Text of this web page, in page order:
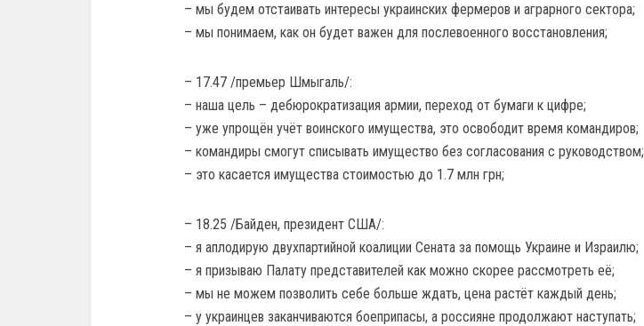
– мы будем отстаивать интересы украинских фермеров и аграрного сектора;
– мы понимаем, как он будет важен для послевоенного восстановления;
– 17.47 /премьер Шмыгаль/:
– наша цель – дебюрократизация армии, переход от бумаги к цифре;
– уже упрощён учёт воинского имущества, это освободит время командиров;
– командиры смогут списывать имущество без согласования с руководством;
– это касается имущества стоимостью до 1.7 млн грн;
– 18.25 /Байден, президент США/:
– я аплодирую двухпартийной коалиции Сената за помощь Украине и Израилю;
– я призываю Палату представителей как можно скорее рассмотреть её;
– мы не можем позволить себе больше ждать, цена растёт каждый день;
– у украинцев заканчиваются боеприпасы, а россияне продолжают наступать;